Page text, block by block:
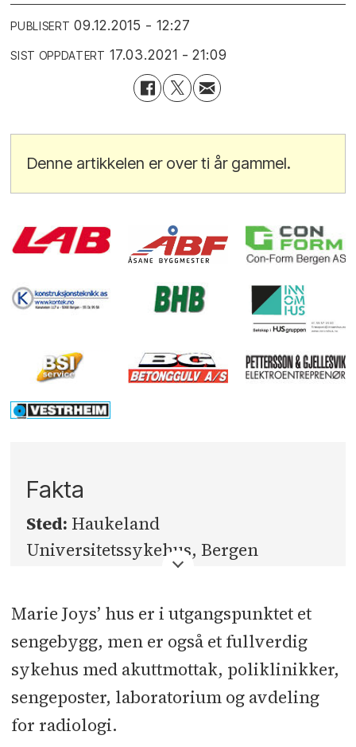
PUBLISERT 09.12.2015 - 12:27
SIST OPPDATERT 17.03.2021 - 21:09
Denne artikkelen er over ti år gammel.
Fakta
Sted: Haukeland
Universitetssykehus, Bergen
Budsjettramme inkl. mva:
380 millioner 2012 kroner
Bruttoareal:12.000 kvm
Tiltakshaver:Helse Bergen
Totalentreprenør:LAB Entreprenør
Tekniske total under-
Marie Joys’ hus er i utgangspunktet et
sengebygg, men er også et fullverdig
sykehus med akuttmottak, poliklinikker,
sengeposter, laboratorium og avdeling
for radiologi.